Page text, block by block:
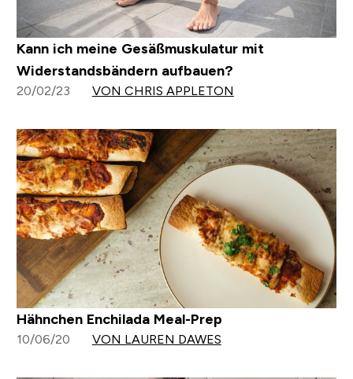
Kann ich meine Gesäßmuskulatur mit
Widerstandsbändern aufbauen?
20/02/23 VON CHRIS APPLETON
Hähnchen Enchilada Meal-Prep
10/06/20 VON LAUREN DAWES